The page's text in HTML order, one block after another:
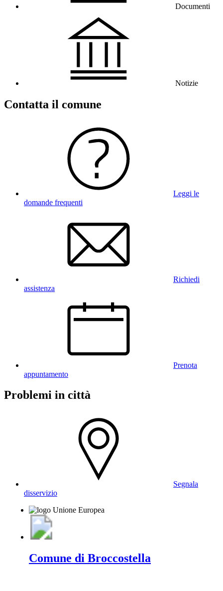
Documenti
Notizie
Contatta il comune
Leggi le
domande frequenti
Richiedi
assistenza
Prenota
appuntamento
Problemi in città
Segnala
disservizio
Comune di Broccostella